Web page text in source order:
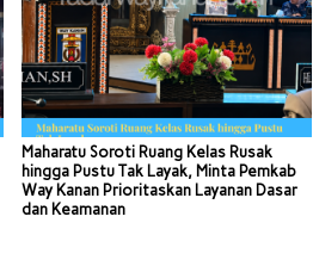
Maharatu Soroti Ruang Kelas Rusak
hingga Pustu Tak Layak, Minta Pemkab
Way Kanan Prioritaskan Layanan Dasar
dan Keamanan